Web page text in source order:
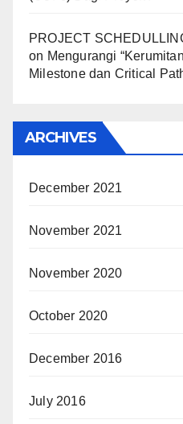
PROJECT
on Mengurangi
Milestone dan Critical
ARCHIVES
December 2021
November 2021
November 2020
October 2020
December 2016
July 2016